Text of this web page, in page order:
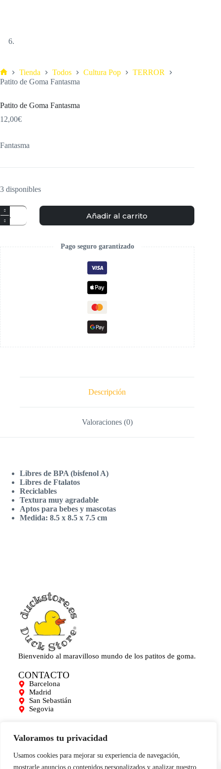
Valoramos tu privacidad
Usamos cookies para mejorar su experiencia de navegación,
mostrarle anuncios o contenidos personalizados y analizar nuestro
Tienda Todos Cultura Pop
TERROR
Patito de Goma Fantasma
Patito de Goma Fantasma
12,00€
Fantasma
3 disponibles
Añadir al carrito
Pago seguro garantizado
Descripción
Valoraciones (0)
Libres de BPA (bisfenol A)
Libres de Ftalatos
Reciclables
Textura muy agradable
Aptos para bebes y mascotas
Medida: 8.5 x 8.5 x 7.5 cm
Bienvenido al maravilloso mundo de los patitos de goma.
CONTACTO
Barcelona
Madrid
San Sebastián
Segovia
Mi cuenta
Para empresas
Limpieza de Patitos